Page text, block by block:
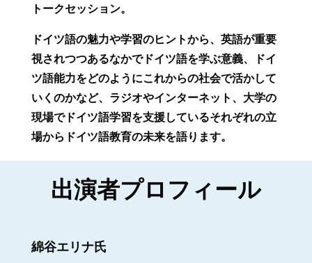
トークセッション。
ドイツ語の魅力や学習のヒントから、英語が重要
視されつつあるなかでドイツ語を学ぶ意義、ドイ
ツ語能力をどのようにこれからの社会で活かして
いくのかなど、ラジオやインターネット、大学の
現場でドイツ語学習を支援しているそれぞれの立
場からドイツ語教育の未来を語ります。
出演者プロフィール
綿谷エリナ氏